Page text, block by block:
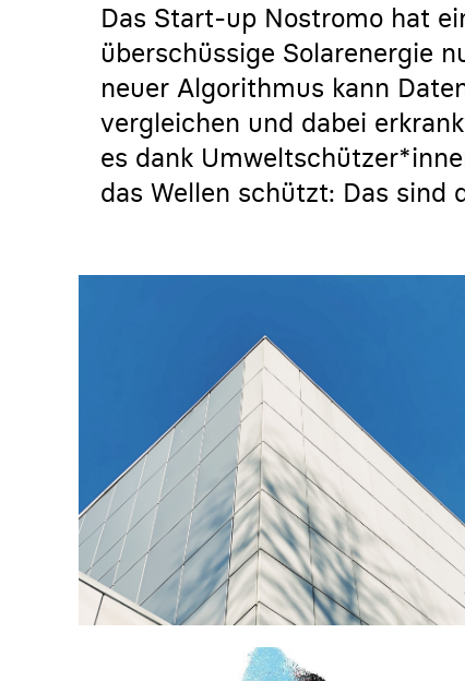
Das Start-up Nostromo hat
überschüssige Solarenergie
neuer Algorithmus kann
vergleichen und dabei
es dank
das Wellen schützt: Das sind